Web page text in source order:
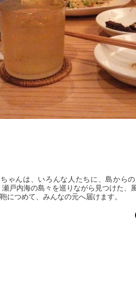
ゃんは、いろんな人たちに、島から
瀬戸内海の島々を巡りながら見つけた、
につめて、みんなの元へ届けます。